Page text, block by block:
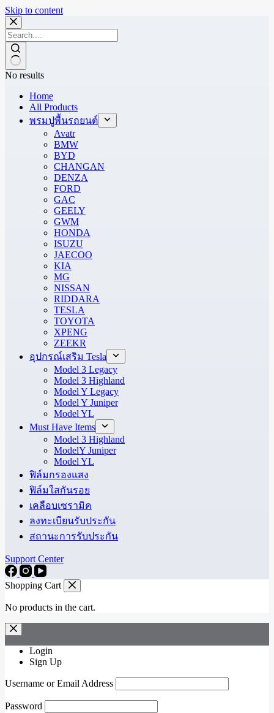
Skip to content
No results
Home
All Products
พรมปูพื้นรถยนต์
Avatr
BMW
BYD
CHANGAN
DENZA
FORD
GAC
GEELY
GWM
HONDA
ISUZU
JAECOO
KIA
MG
NISSAN
RIDDARA
TESLA
TOYOTA
XPENG
ZEEKR
อุปกรณ์เสริม Tesla
Model 3 Legacy
Model 3 Highland
Model Y Legacy
Model Y Juniper
Model YL
Must Have Items
Model 3 Highland
ModelY Juniper
Model YL
ฟิล์มกรองแสง
ฟิล์มใสกันรอย
เคลือบเซรามิค
ลงทะเบียนรับประกัน
สถานะการรับประกัน
Support Center
Shopping Cart
No products in the cart.
Login
Sign Up
Username or Email Address
Password